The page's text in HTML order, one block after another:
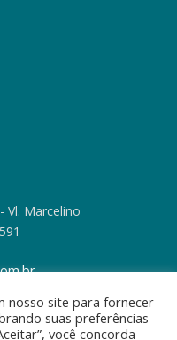
Vl. Marcelino
nosso site para fornecer
suas preferências
você concorda